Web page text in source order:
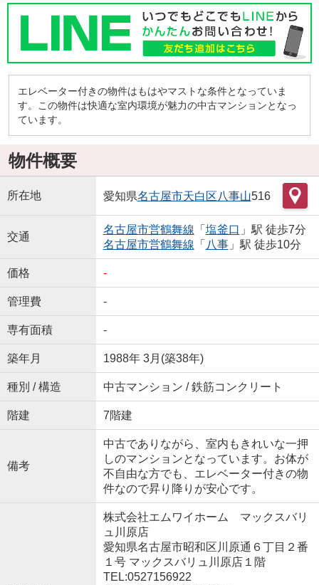
エレベーター付きの物件はもはやマストな条件となっていま
す。この物件は快適な室内環境が魅力の中古マンションとなっ
ています。
物件概要
所在地 愛知県名古屋市天白区八事山516
交通
名古屋市営鶴舞線 「 塩釜口 」駅 徒歩7分
名古屋市営鶴舞線 「 八事」駅 徒歩10分
価格 -
管理費 -
専有面積 -
築年月 1988年 3月(築38年)
種別 / 構造 中古マンション / 鉄筋コンクリート
階建 7階建
備考
中古でありながら、室内もきれいな一押
しのマンションとなっています。お体が
不自由な方でも、エレベーター付きの物
件なので昇り降りが安心です。
株式会社エムワイホーム マックスバリ
ュ川原店
愛知県名古屋市昭和区川原通６丁目２番
１号 マックスバリュ川原店１階
TEL:0527156922